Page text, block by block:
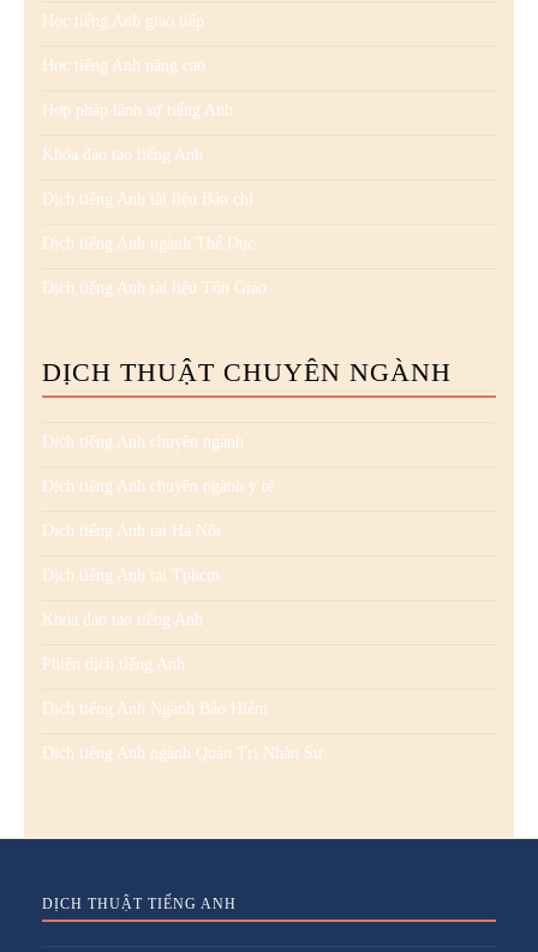
Học tiếng Anh giao tiếp
Học tiếng Anh nâng cao
Hợp pháp lãnh sự tiếng Anh
Khóa đào tạo tiếng Anh
Dịch tiếng Anh tài liệu Báo chí
Dịch tiếng Anh ngành Thể Dục
Dịch tiếng Anh tài liệu Tôn Giáo
DỊCH THUẬT CHUYÊN NGÀNH
Dịch tiếng Anh chuyên ngành
Dịch tiếng Anh chuyên ngành y tế
Dịch tiếng Anh tại Hà Nội
Dịch tiếng Anh tại Tphcm
Khóa đào tạo tiếng Anh
Phiên dịch tiếng Anh
Dịch tiếng Anh Ngành Bảo Hiểm
Dịch tiếng Anh ngành Quản Trị Nhân Sự
DỊCH THUẬT TIẾNG ANH